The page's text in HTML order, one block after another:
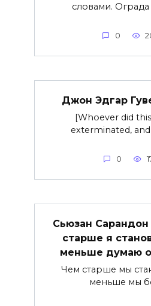
словами.
0
Джон Эдгар
[Whoever did
exterminated,
0
Сьюзан Сарандон
старше я
меньше думаю
Чем старше мы
меньше мы